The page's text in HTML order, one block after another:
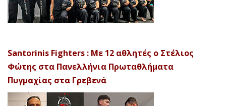
Santorinis Fighters : Με 12 αθλητές ο Στέλιος
Φώτης στα Πανελλήνια Πρωταθλήματα
Πυγμαχίας στα Γρεβενά